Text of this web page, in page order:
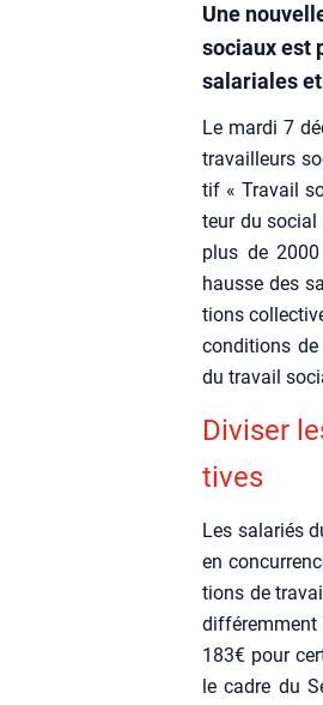
Une
sociaux est
salariales
Le mar­di 7
tra­vailleurs
tif « Tra­vail
teur du social
plus de
hausse des
tions
condi­tions
du tra­vail
Divi­ser
tives
Les sala­riés
en
tions de
dif­fé­rem­ment
183€ pour
le cadre du